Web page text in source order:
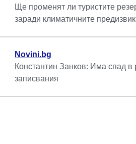
Ще променят ли туристите
заради климатичните
Novini.bg
Константин Занков: Има спад в
записвания